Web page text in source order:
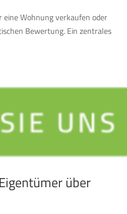
Wohnung verkaufen oder
Bewertung. Ein zentrales
über